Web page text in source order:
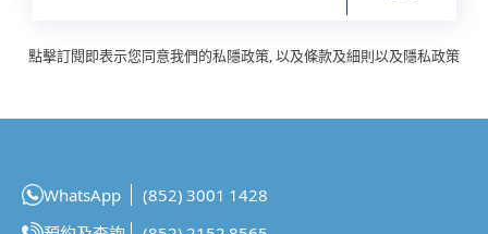
點擊訂閱即表示您同意我們的私隱政策, 以及條款及細則以及隱私政策
WhatsApp
(852) 3001 1428